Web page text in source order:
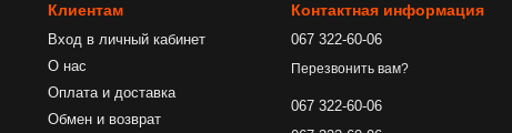
Клиентам
Вход в личный кабинет
О нас
Оплата и доставка
Обмен и возврат
Контактная информация
067 322-60-06
Перезвонить вам?
067 322-60-06